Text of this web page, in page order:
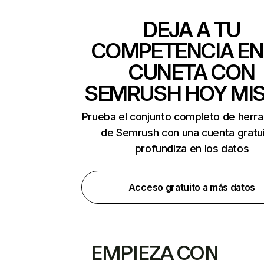
DEJA A TU
COMPETENCIA
CUNETA CON
SEMRUSH HOY
Prueba el conjunto completo de
de Semrush con una cuenta
profundiza en los datos
Acceso gratuito a más datos
EMPIEZA CON